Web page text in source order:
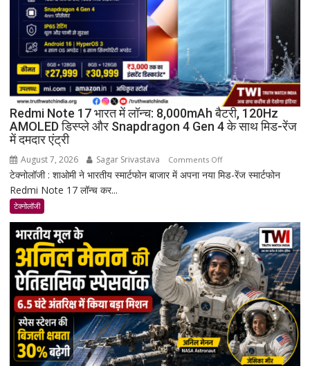
Redmi Note 17 भारत में लॉन्च: 8,000mAh बैटरी, 120Hz
AMOLED डिस्प्ले और Snapdragon 4 Gen 4 के साथ मिड-रेंज
में दमदार एंट्री
August 7, 2026 Sagar Srivastava Comments Offon
Redmi
भारत
में
लॉन्च:
8,000mAh
बैटरी,
120Hz
AMOLED
डिस्प्ले
और
Snapdragon
टेक्नोलॉजी : शाओमी ने भारतीय स्मार्टफोन बाजार में अपना नया मिड-रेंज स्मार्टफोन
Redmi Note 17 लॉन्च कर...
टेक्नोलॉजी